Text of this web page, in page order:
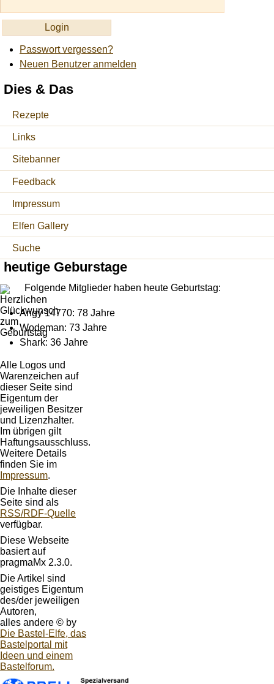
Passwort vergessen?
Neuen Benutzer anmelden
Dies & Das
Rezepte
Links
Sitebanner
Feedback
Impressum
Elfen Gallery
Suche
heutige Geburstage
Folgende Mitglieder haben heute Geburtstag:
Angy 14770: 78 Jahre
Wodeman: 73 Jahre
Shark: 36 Jahre
Alle Logos und
Warenzeichen auf
dieser Seite sind
Eigentum der
jeweiligen Besitzer
und Lizenzhalter.
Im übrigen gilt
Haftungsausschluss.
Weitere Details
finden Sie im
Impressum.
Die Inhalte dieser
Seite sind als
RSS/RDF-Quelle
verfügbar.
Diese Webseite
basiert auf
pragmaMx 2.3.0.
Die Artikel sind
geistiges Eigentum
des/der jeweiligen
Autoren,
alles andere © by
Die Bastel-Elfe, das
Bastelportal mit
Ideen und einem
Bastelforum.